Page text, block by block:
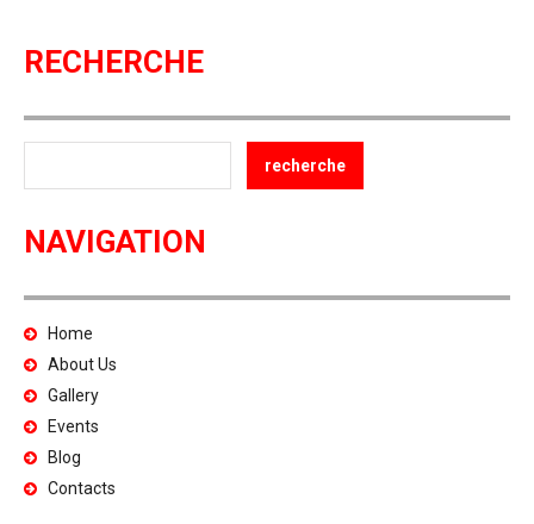
RECHERCHE
NAVIGATION
Home
About Us
Gallery
Events
Blog
Contacts